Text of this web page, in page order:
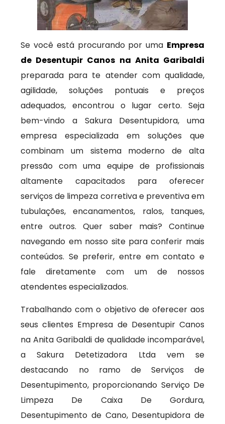
Se você está procurando por uma Empresa
de Desentupir Canos na Anita Garibaldi
preparada para te atender com qualidade,
agilidade, soluções pontuais e preços
adequados, encontrou o lugar certo. Seja
bem-vindo a Sakura Desentupidora, uma
empresa especializada em soluções que
combinam um sistema moderno de alta
pressão com uma equipe de profissionais
altamente capacitados para oferecer
serviços de limpeza corretiva e preventiva em
tubulações, encanamentos, ralos, tanques,
entre outros. Quer saber mais? Continue
navegando em nosso site para conferir mais
conteúdos. Se preferir, entre em contato e
fale diretamente com um de nossos
atendentes especializados.
Trabalhando com o objetivo de oferecer aos
seus clientes Empresa de Desentupir Canos
na Anita Garibaldi de qualidade incomparável,
a Sakura Detetizadora Ltda vem se
destacando no ramo de Serviços de
Desentupimento, proporcionando Serviço De
Limpeza De Caixa De Gordura,
Desentupimento de Cano, Desentupidora de